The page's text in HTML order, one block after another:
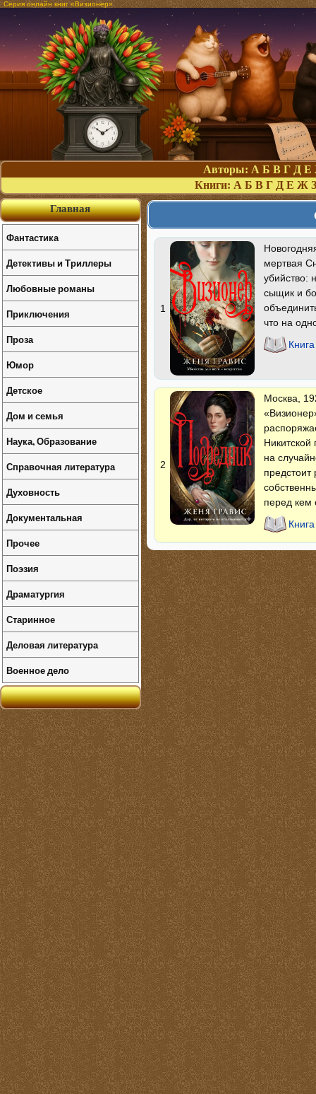
Серия онлайн книг «Визионер»
Авторы: А Б В Г Д Е
Книги: А Б В Г Д Е Ж З
1
мертвая
убийство:
сыщик и
что на
2
Москва,
Никитской
на
предстоит
перед кем
Главная
Фантастика
Детективы и Триллеры
Любовные романы
Приключения
Проза
Юмор
Детское
Дом и семья
Наука, Образование
Справочная литература
Духовность
Документальная
Прочее
Поэзия
Драматургия
Старинное
Деловая литература
Военное дело